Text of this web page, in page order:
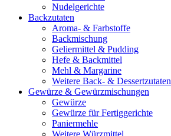
Nudelgerichte
Backzutaten
Aroma- & Farbstoffe
Backmischung
Geliermittel & Pudding
Hefe & Backmittel
Mehl & Margarine
Weitere Back- & Dessertzutaten
Gewürze & Gewürzmischungen
Gewürze
Gewürze für Fertiggerichte
Paniermehle
Weitere Würzmittel